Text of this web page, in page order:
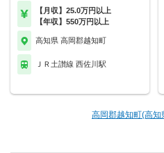
【月収】25.0万円以上
【年収】550万円以上
高知県 高岡郡越知町
ＪＲ土讃線 西佐川駅
高岡郡越知町(高知